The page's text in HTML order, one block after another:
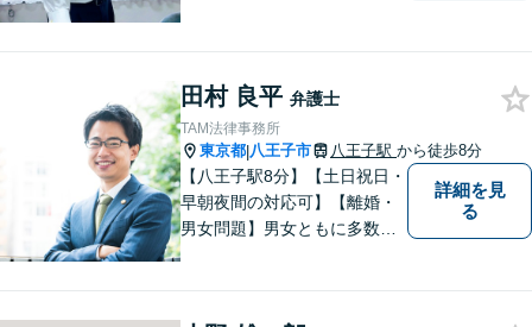
護士の裁量により費用の分割
が可能です。法律事務所リベ
ルタ再生はこれに該当いたし
ます。
田村 良平 弁護士
TAM法律事務所
東京都|八王子市 八王子駅 から徒歩8分
【八王子駅8分】【土日祝日・
早朝夜間の対応可】【離婚・
男女問題】男女ともに多数実
詳細を見
る